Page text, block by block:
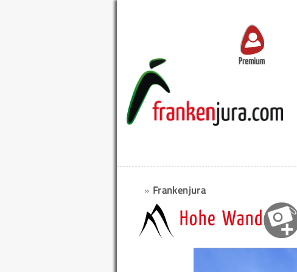
Premium
» Frankenjura
Hohe Wand